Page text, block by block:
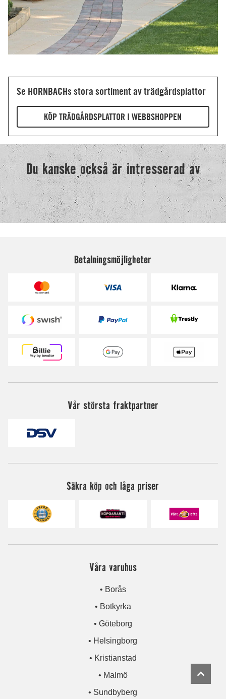
Betalningsmöjligheter
Vår största fraktpartner
Säkra köp och låga priser
Våra varuhus
• Borås
• Botkyrka
• Göteborg
• Helsingborg
• Kristianstad
• Malmö
• Sundbyberg